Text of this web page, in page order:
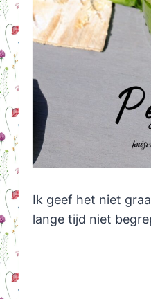
Ik geef het niet
lange tijd niet